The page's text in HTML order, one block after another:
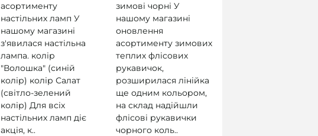
асортименту
настільних ламп У
нашому магазині
з'явилася настільна
лампа. колір
"Волошка" (синій
колір) колір Салат
(світло-зелений
колір) Для всіх
настільних ламп діє
акція, к..
зимові чорні У
нашому магазині
оновлення
асортименту зимових
теплих флісових
рукавичок,
розширилася лінійка
ще одним кольором,
на склад надійшли
флісові рукавички
чорного коль..